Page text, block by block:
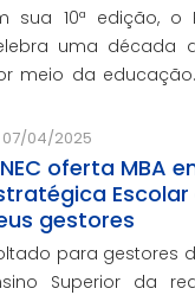
sua 10ª edição, o
uma década
meio da
e na
07/04/2025
oferta MBA
gestores
para gestores
Superior da